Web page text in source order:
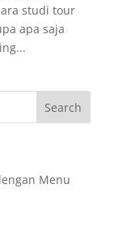
studi tour
apa saja
Menu